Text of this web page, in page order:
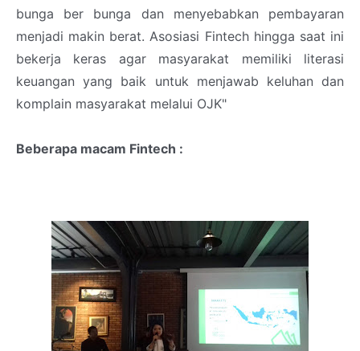
bunga ber bunga dan menyebabkan pembayaran
menjadi makin berat. Asosiasi Fintech hingga saat ini
bekerja keras agar masyarakat memiliki literasi
keuangan yang baik untuk menjawab keluhan dan
komplain masyarakat melalui OJK"
Beberapa macam Fintech :